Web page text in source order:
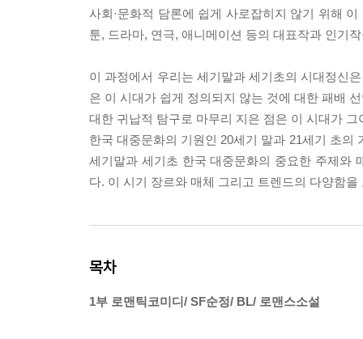
사회·문화적 담론에 쉽게 사로잡히지 않기 위해
툰, 드라마, 연극, 애니메이션 등의 대표작과 인기
이 과정에서 우리는 세기말과 세기초의 시대정신
은 이 시대가 쉽게 정의되지 않는 것에 대한 패배
대한 귀납적 탐구로 마무리 지은 점은 이 시대가
한국 대중문화의 기원인 20세기 말과 21세기 초
세기말과 세기초 한국 대중문화의 중요한 주제와
다. 이 시기 장르와 매체 그리고 트렌드의 다양함
목차
1부 로맨틱코미디/ SF순정/ BL/ 로맨스소설